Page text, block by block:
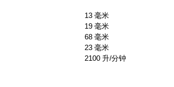
13 毫米
19 毫米
68 毫米
23 毫米
2100 升/分钟